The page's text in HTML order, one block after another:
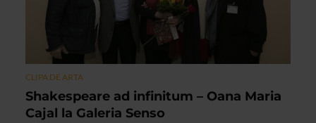
CLIPA DE ARTA
Shakespeare ad infinitum – Oana Maria
Cajal la Galeria Senso